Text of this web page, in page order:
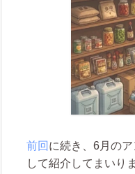
前回 に続き、6月の
して紹介してまいり